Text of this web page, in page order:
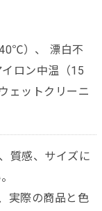
）、 漂白不
ロン中温（15
ェットクリーニ
質感、サイズに
実際の商品と色